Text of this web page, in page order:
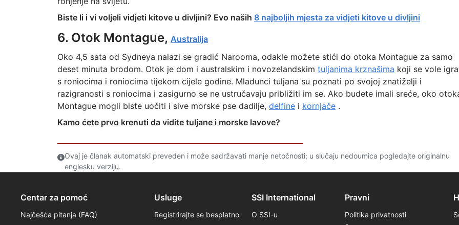
Biste li i vi voljeli vidjeti kitove u divljini? Evo naših 8 najboljih mjesta za vidjeti kitove u divljini
6. Otok Montague, Australija
Oko 4,5 sata od Sydneya nalazi se gradić Narooma, odakle možete stići do otoka Montague za samo
deset minuta brodom. Otok je dom i australskim i novozelandskim tuljanima krznašima koji se vole
s roniocima i roniocima tijekom cijele godine. Mladunci tuljana su poznati po svojoj znatiželji i
razigranosti s roniocima i zasigurno se ne ustručavaju približiti im se. Ako budete imali sreće, oko
Montague mogli biste uočiti i sive morske pse dadilje, delfinei kornjače.
Kamo ćete prvo krenuti da vidite tuljane i morske lavove?
Ovaj je članak automatski preveden i može sadržavati manje netočnosti; u slučaju nedoumica pogledajte originalnu
englesku verziju.
Centar za pomoć
Najčešća pitanja (FAQ)
Usluge
Registrirajte se besplatno
SSI International
O SSI-u
Pravni
Politika privatnosti